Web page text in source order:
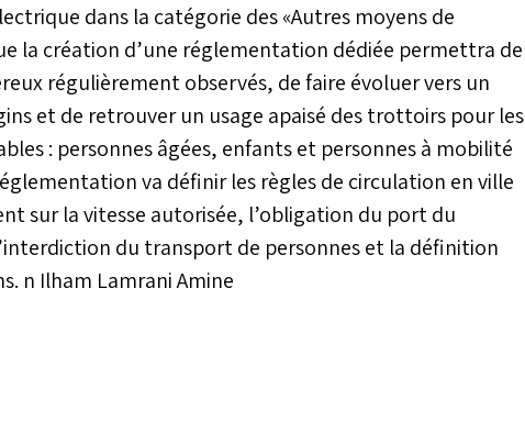
dans la catégorie des «Autres moyens de
la création d’une réglementation dédiée permettra de
régulièrement observés, de faire évoluer vers un
et de retrouver un usage apaisé des trottoirs pour les
: personnes âgées, enfants et personnes à mobilité
va définir les règles de circulation en ville
sur la vitesse autorisée, l’obligation du port du
du transport de personnes et la définition
n Ilham Lamrani Amine